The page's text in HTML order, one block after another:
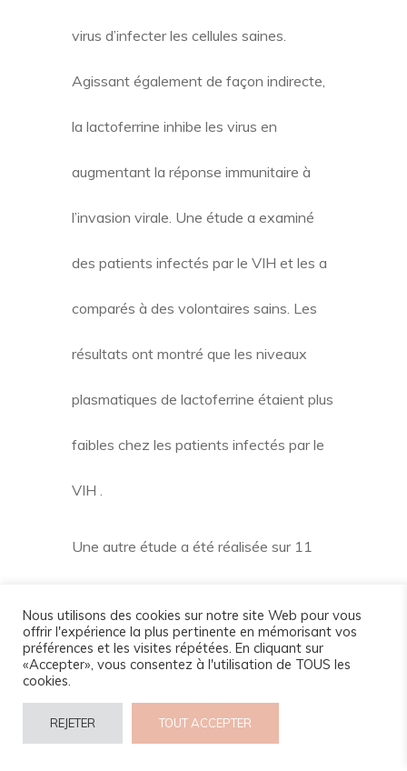
virus d’infecter les cellules saines.
Agissant également de façon indirecte,
la lactoferrine inhibe les virus en
augmentant la réponse immunitaire à
l’invasion virale. Une étude a examiné
des patients infectés par le VIH et les a
comparés à des volontaires sains. Les
résultats ont montré que les niveaux
plasmatiques de lactoferrine étaient plus
faibles chez les patients infectés par le
VIH .
Une autre étude a été réalisée sur 11
chronique pour mesurer l’efficacité de
(quotidiennement pendant huit
Nous utilisons des cookies sur notre site Web pour vous
offrir l'expérience la plus pertinente en mémorisant vos
préférences et les visites répétées. En cliquant sur
«Accepter», vous consentez à l'utilisation de TOUS les
cookies.
REJETER TOUT ACCEPTER